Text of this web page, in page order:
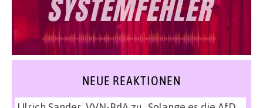
NEUE REAKTIONEN